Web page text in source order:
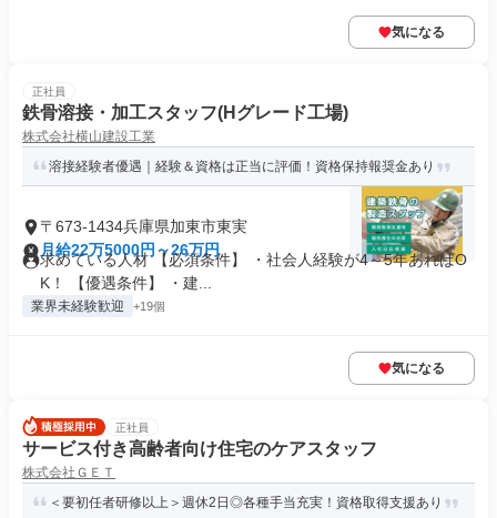
気になる
正社員
鉄骨溶接・加工スタッフ(Hグレード工場)
株式会社横山建設工業
溶接経験者優遇｜経験＆資格は正当に評価！資格保持報奨金あり
〒673-1434兵庫県加東市東実
月給22万5000円～26万円
求めている人材 【必須条件】 ・社会人経験が4～5年あればO
K！ 【優遇条件】 ・建...
業界未経験歓迎 +19個
気になる
正社員
サービス付き高齢者向け住宅のケアスタッフ
株式会社ＧＥＴ
＜要初任者研修以上＞週休2日◎各種手当充実！資格取得支援あり